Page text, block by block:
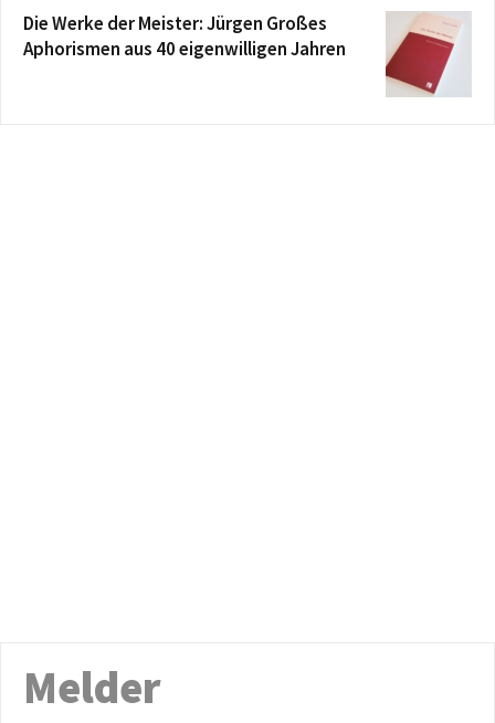
Die Werke der Meister: Jürgen Großes
Aphorismen aus 40 eigenwilligen Jahren
Melder